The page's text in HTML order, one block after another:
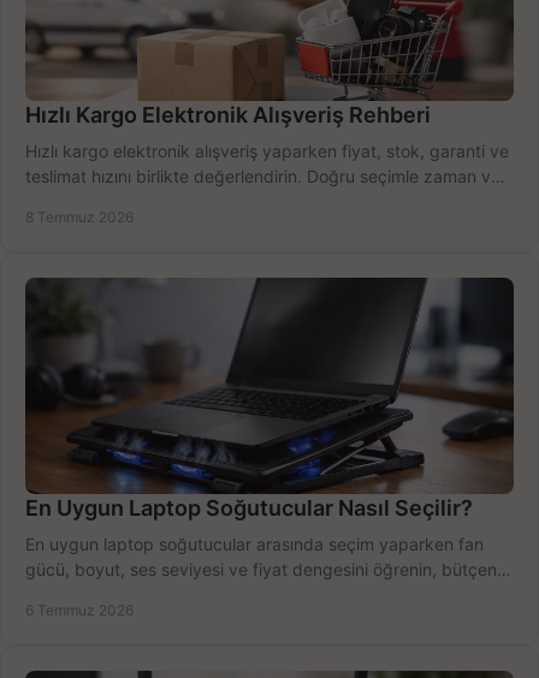
Hızlı Kargo Elektronik Alışveriş Rehberi
Hızlı kargo elektronik alışveriş yaparken fiyat, stok, garanti ve
teslimat hızını birlikte değerlendirin. Doğru seçimle zaman ve
8 Temmuz 2026
En Uygun Laptop Soğutucular Nasıl Seçilir?
En uygun laptop soğutucular arasında seçim yaparken fan
gücü, boyut, ses seviyesi ve fiyat dengesini öğrenin, bütçenizi
6 Temmuz 2026